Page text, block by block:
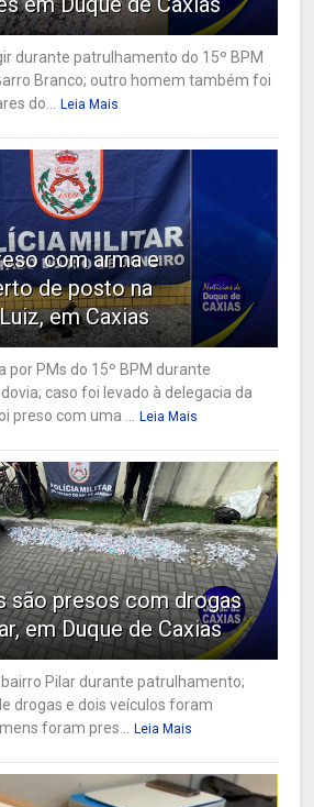
durante patrulhamento do 15º BPM
Branco; outro homem também foi
do...
Leia Mais
com arma e
de posto na
em Caxias
PMs do 15º BPM durante
caso foi levado à delegacia da
preso com uma ...
Leia Mais
são presos com drogas
em Duque de Caxias
Pilar durante patrulhamento;
drogas e dois veículos foram
foram pres...
Leia Mais